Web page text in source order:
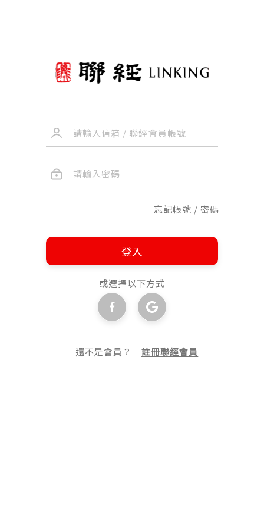
忘記帳號 / 密碼
登入
或選擇以下方式
還不是會員？註冊聯經會員